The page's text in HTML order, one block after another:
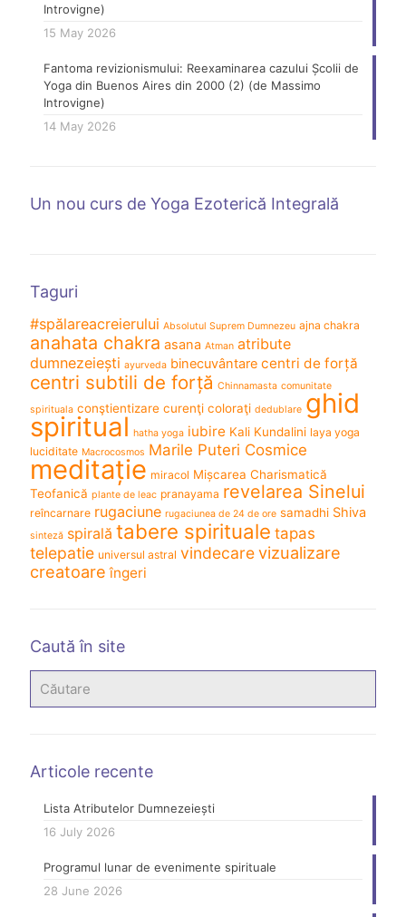
Introvigne)
15 May 2026
Fantoma revizionismului: Reexaminarea cazului Școlii de
Yoga din Buenos Aires din 2000 (2) (de Massimo
Introvigne)
14 May 2026
Un nou curs de Yoga Ezoterică Integrală
Taguri
#spălareacreierului Absolutul Suprem Dumnezeu ajna chakra
anahata chakra asana Atman atribute
dumnezeiești ayurveda binecuvântare centri de forță
centri subtili de forță Chinnamasta comunitate
spirituala conştientizare curenţi coloraţi dedublare ghid
spiritual hatha yoga iubire Kali Kundalini laya yoga
luciditate Macrocosmos Marile Puteri Cosmice
meditație miracol Mișcarea Charismatică
Teofanică plante de leac pranayama revelarea Sinelui
reîncarnare rugaciune rugaciunea de 24 de ore samadhi Shiva
sinteză spirală tabere spirituale tapas
telepatie universul astral vindecarevizualizare
creatoare îngeri
Caută în site
Articole recente
Lista Atributelor Dumnezeiești
16 July 2026
Programul lunar de evenimente spirituale
28 June 2026